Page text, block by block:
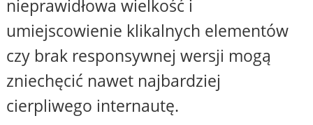
nieprawidłowa wielkość i
umiejscowienie klikalnych elementów
czy brak responsywnej wersji mogą
zniechęcić nawet najbardziej
cierpliwego internautę.